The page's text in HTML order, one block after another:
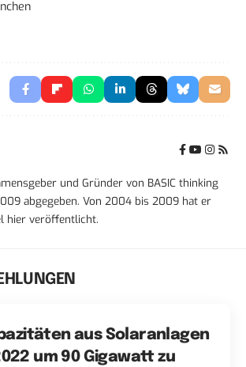
und Gründer von BASIC thinking
abgegeben. Von 2004 bis 2009 hat er
hier veröffentlicht.
aus Solaranlagen
um 90 Gigawatt zu